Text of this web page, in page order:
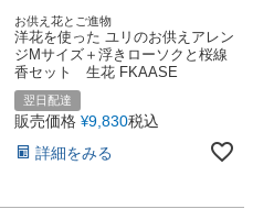
お供え花とご進物
洋花を使った ユリのお供えアレン
ジMサイズ＋浮きローソクと桜線
香セット 生花 FKAASE
翌日配達
販売価格 ¥9,830税込
詳細をみる